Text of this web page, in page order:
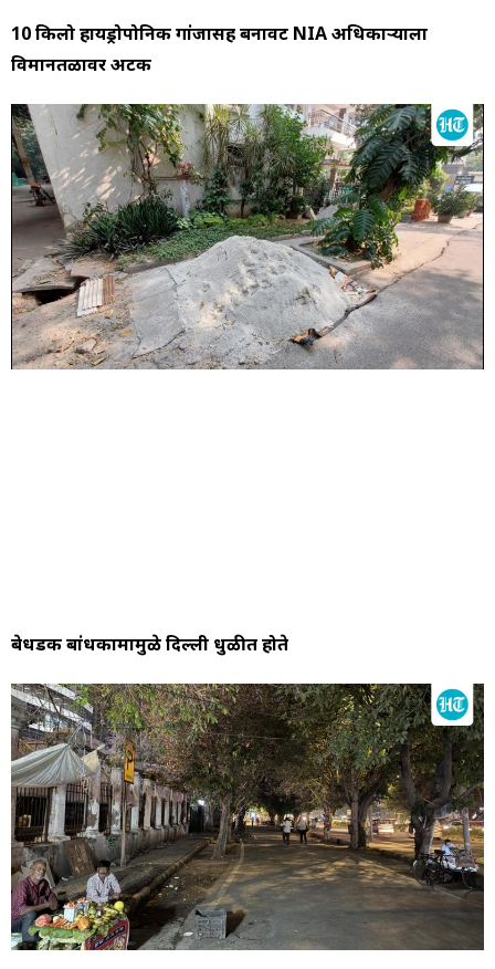
10 किलो हायड्रोपोनिक गांजासह बनावट NIA अधिकाऱ्याला
विमानतळावर अटक
बेधडक बांधकामामुळे दिल्ली धुळीत होते